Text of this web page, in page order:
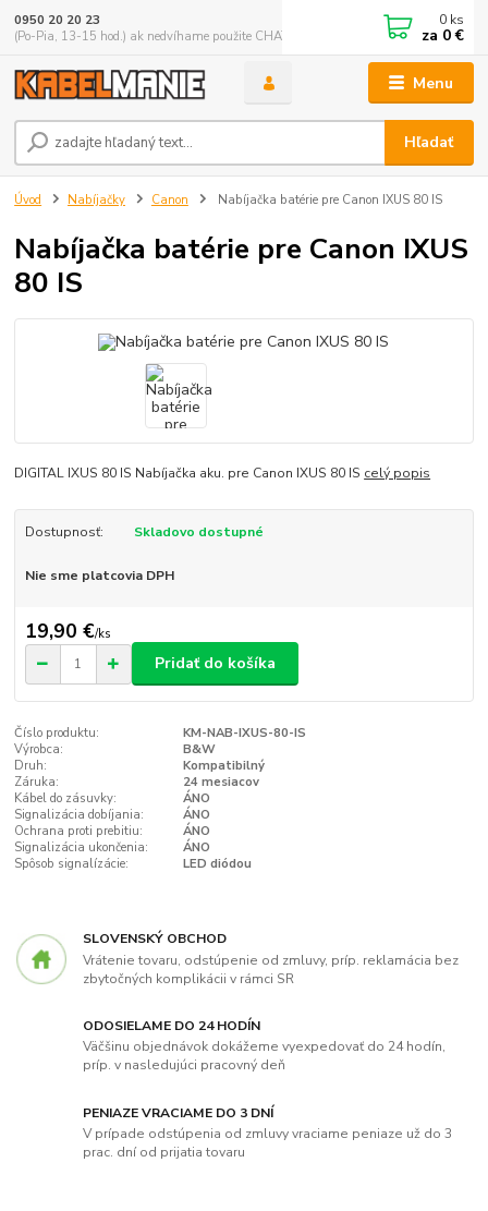
Menu
Hľadať
0950 20 20 23
(Po-Pia, 13-15 hod.) ak nedvíhame použite CHATBOX
0 ks
za 0 €
Úvod Nabíjačky Canon Nabíjačka batérie pre Canon IXUS 80 IS
Nabíjačka batérie pre Canon IXUS
80 IS
DIGITAL IXUS 80 IS Nabíjačka aku. pre Canon IXUS 80 IS celý popis
Dostupnosť: Skladovo dostupné
Nie sme platcovia DPH
19,90 €/ks
Pridať do košíka
Číslo produktu:
KM-NAB-IXUS-80-IS
Výrobca:
B&W
Druh:
Kompatibilný
Záruka:
24 mesiacov
Kábel do zásuvky:
ÁNO
Signalizácia dobíjania:
ÁNO
Ochrana proti prebitiu:
ÁNO
Signalizácia ukončenia:
ÁNO
Spôsob signalízácie:
LED diódou
SLOVENSKÝ OBCHOD
Vrátenie tovaru, odstúpenie od zmluvy, príp. reklamácia bez
zbytočných komplikácii v rámci SR
ODOSIELAME DO 24 HODÍN
Väčšinu objednávok dokážeme vyexpedovať do 24 hodín,
príp. v nasledujúci pracovný deň
PENIAZE VRACIAME DO 3 DNÍ
V prípade odstúpenia od zmluvy vraciame peniaze už do 3
prac. dní od prijatia tovaru